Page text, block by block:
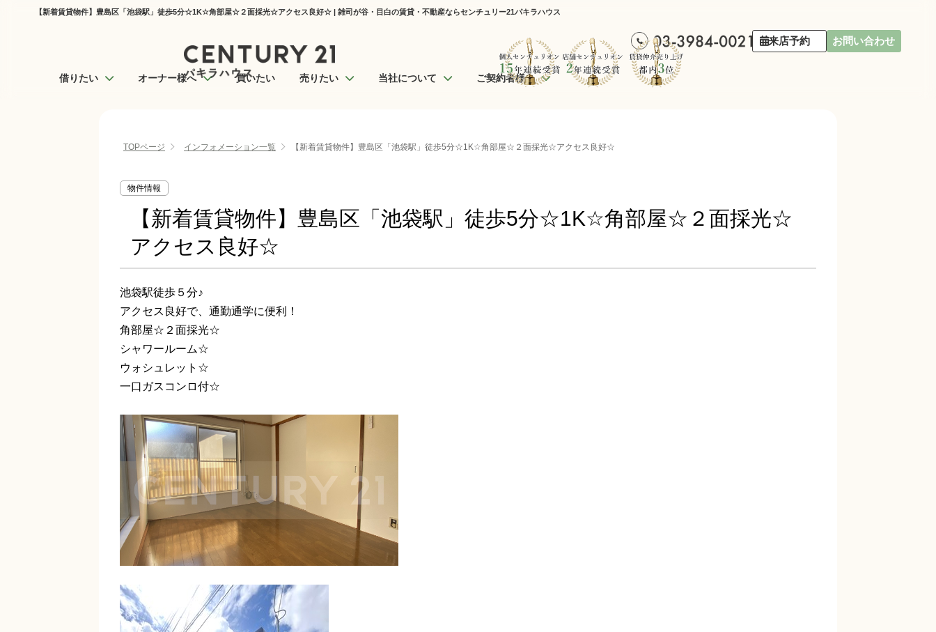
【新着賃貸物件】豊島区「池袋駅」徒歩5分☆1K☆角部屋☆２面採光☆アクセス良好☆ | 雑司が谷・目白の賃貸・不動産ならセンチュリー21パキラハウス
来店予約 お問い合わせ
借りたい オーナー様へ 買いたい 売りたい 当社について ご契約者様へ
TOPページ インフォメーション一覧 【新着賃貸物件】豊島区「池袋駅」徒歩5分☆1K☆角部屋☆２面採光☆アクセス良好☆
物件情報
【新着賃貸物件】豊島区「池袋駅」徒歩5分☆1K☆角部屋☆２面採光☆
アクセス良好☆
池袋駅徒歩５分♪
アクセス良好で、通勤通学に便利！
角部屋☆２面採光☆
シャワールーム☆
ウォシュレット☆
一口ガスコンロ付☆